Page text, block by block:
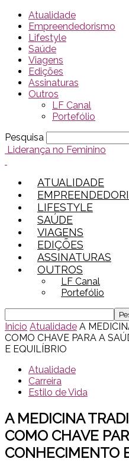
Atualidade
Empreendedorismo
Lifestyle
Saúde
Viagens
Edições
Assinaturas
Outros
LF Canal
Portefólio
Pesquisa
Liderança no Feminino
ATUALIDADE
LIFESTYLE
SAÚDE
VIAGENS
EDIÇÕES
ASSINATURAS
OUTROS
LF Canal
Portefólio
Inicio Atualidade A
COMO CHAVE PARA A
E EQUILÍBRIO
Atualidade
Carreira
Estilo de Vida
A MEDICINA
COMO CHAVE
CONHECIMENTO